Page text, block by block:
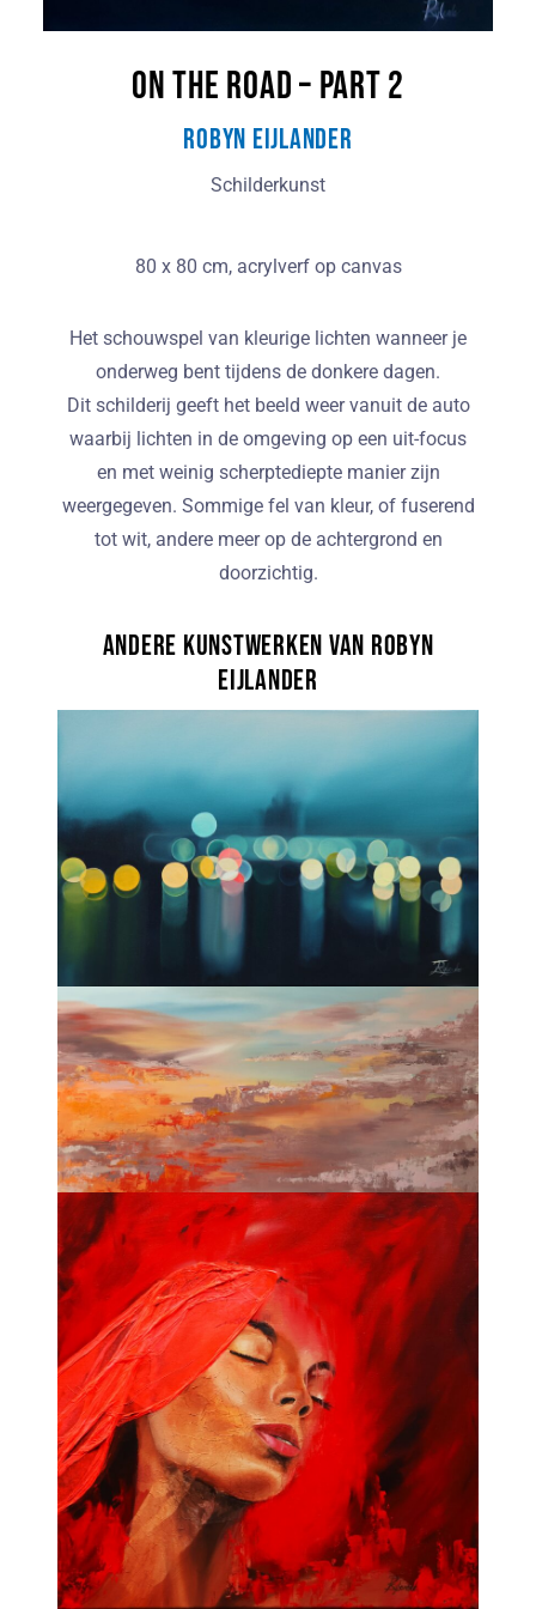
On the road – part 2
Robyn Eijlander
Schilderkunst
80 x 80 cm, acrylverf op canvas
Het schouwspel van kleurige lichten wanneer je
onderweg bent tijdens de donkere dagen.
Dit schilderij geeft het beeld weer vanuit de auto
waarbij lichten in de omgeving op een uit-focus
en met weinig scherptediepte manier zijn
weergegeven. Sommige fel van kleur, of fuserend
tot wit, andere meer op de achtergrond en
doorzichtig.
Andere kunstwerken van Robyn
Eijlander